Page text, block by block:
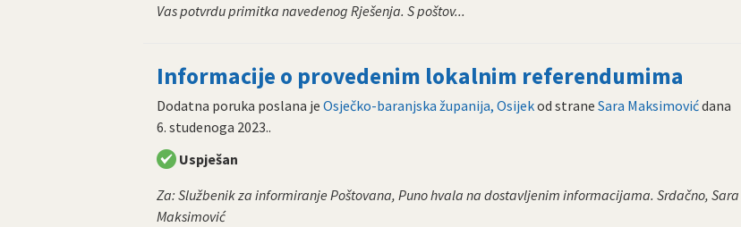
Vas potvrdu primitka navedenog Rješenja. S poštov...
Informacije o provedenim lokalnim referendumima
Dodatna poruka poslana je Osječko-baranjska županija, Osijekod strane Sara Maksimovićdana
6. studenoga 2023..
Uspješan
Za: Službenik za informiranje Poštovana, Puno hvala na dostavljenim informacijama. Srdačno, Sara
Maksimović